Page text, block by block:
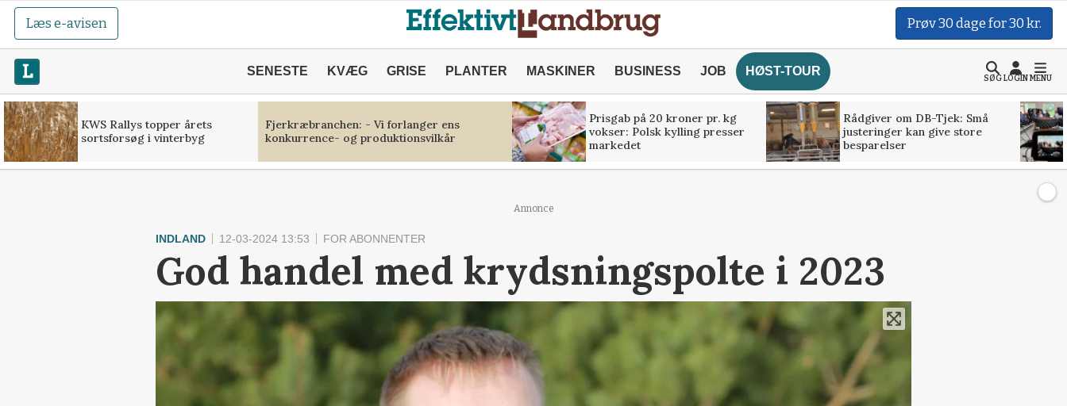
Læs e-avisen Prøv 30 dage for 30 kr.
SENESTE KVÆG GRISE PLANTER MASKINER BUSINESS JOB HØST-TOUR
SØGLOGINMENU
KWS Rallys topper årets
sortsforsøg i vinterbyg
Fjerkræbranchen: - Vi forlanger ens
konkurrence- og produktionsvilkår
Prisgab på 20 kroner pr. kg
vokser: Polsk kylling presser
markedet
Rådgiver om DB-Tjek: Små
justeringer kan give store
besparelser
Annonce
INDLAND 12-03-2024 13:53 FOR ABONNENTER
God handel med krydsningspolte i 2023